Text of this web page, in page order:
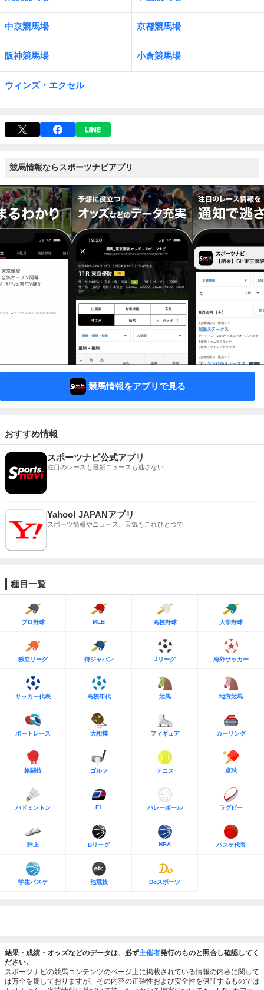
中京競馬場 京都競馬場
阪神競馬場 小倉競馬場
ウィンズ・エクセル
競馬情報ならスポーツナビアプリ
競馬情報をアプリで見る
おすすめ情報
スポーツナビ公式アプリ
注目のレースも最新ニュースも逃さない
Yahoo! JAPANアプリ
スポーツ情報やニュース、天気もこれひとつで
種目一覧
プロ野球 MLB 高校野球 大学野球
独立リーグ 侍ジャパン Jリーグ 海外サッカー
サッカー代表 高校年代 競馬 地方競馬
ボートレース 大相撲 フィギュア カーリング
格闘技 ゴルフ テニス 卓球
バドミントン F1 バレーボール ラグビー
陸上 Bリーグ NBA バスケ代表
学生バスケ 他競技 Doスポーツ
結果・成績・オッズなどのデータは、必ず主催者発行のものと照合し確認してく
ださい。
スポーツナビの競馬コンテンツのページ上に掲載されている情報の内容に関して
は万全を期しておりますが、その内容の正確性および安全性を保証するものでは